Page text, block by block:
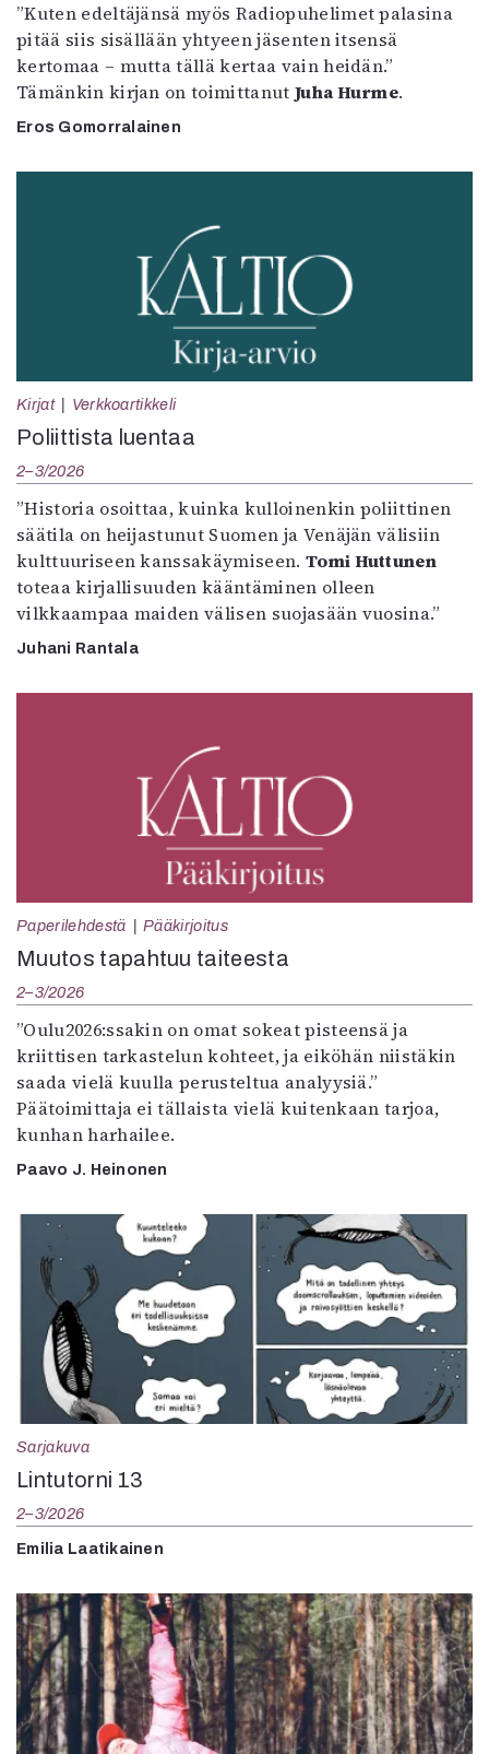
”Kuten edeltäjänsä myös Radiopuhelimet palasina
pitää siis sisällään yhtyeen jäsenten itsensä
kertomaa – mutta tällä kertaa vain heidän.”
Tämänkin kirjan on toimittanut Juha Hurme.
Eros Gomorralainen
Kirjat Verkkoartikkeli
Poliittista luentaa
2–3/2026
”Historia osoittaa, kuinka kulloinenkin poliittinen
säätila on heijastunut Suomen ja Venäjän välisiin
kulttuuriseen kanssakäymiseen. Tomi Huttunen
toteaa kirjallisuuden kääntäminen olleen
vilkkaampaa maiden välisen suojasään vuosina.”
Juhani Rantala
Paperilehdestä Pääkirjoitus
Muutos tapahtuu taiteesta
2–3/2026
”Oulu2026:ssakin on omat sokeat pisteensä ja
kriittisen tarkastelun kohteet, ja eiköhän niistäkin
saada vielä kuulla perusteltua analyysiä.”
Päätoimittaja ei tällaista vielä kuitenkaan tarjoa,
kunhan harhailee.
Paavo J. Heinonen
Sarjakuva
Lintutorni 13
2–3/2026
Emilia Laatikainen